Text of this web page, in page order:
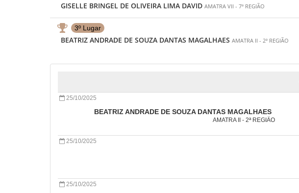
GISELLE BRINGEL DE OLIVEIRA LIMA DAVID AMATRA VII - 7ª REGIÃO
3º Lugar
BEATRIZ ANDRADE DE SOUZA DANTAS MAGALHAES AMATRA II - 2ª REGIÃO
25/10/2025
BEATRIZ ANDRADE DE SOUZA DANTAS MAGALHAES
AMATRA II - 2ª REGIÃO
25/10/2025
25/10/2025